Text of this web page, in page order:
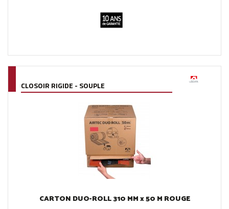
CLOSOIR RIGIDE - SOUPLE
CARTON DUO-ROLL 310 MM x 50 M ROUGE